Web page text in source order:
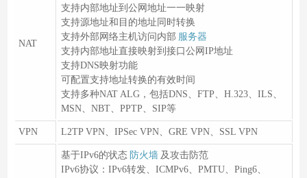
NAT
支持内部地址到公网地址一一映射
支持源地址和目的地址同时转换
支持外部网络主机访问内部 服务器
支持内部地址直接映射到接口公网IP地址
支持DNS映射功能
可配置支持地址转换的有效时间
支持多种NAT ALG，包括DNS、FTP、H.323、ILS、
MSN、NBT、PPTP、SIP等
VPN L2TP VPN、IPSec VPN、GRE VPN、SSL VPN
基于IPv6的状态 防火墙 及攻击防范
IPv6协议：IPv6转发、ICMPv6、PMTU、Ping6、